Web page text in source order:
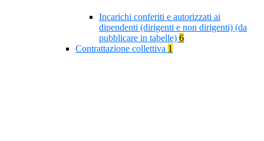
Incarichi conferiti e autorizzati ai
dipendenti (dirigenti e non dirigenti) (da
pubblicare in tabelle) 6
Contrattazione collettiva 1